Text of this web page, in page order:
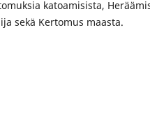
katoamisista,
sekä Kertomus maasta.